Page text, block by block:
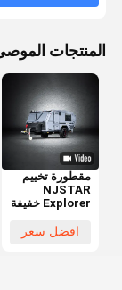
المنتجات
مقطورة تخييم
NJSTAR
Explorer خفيفة
على الطرق
افضل سعر